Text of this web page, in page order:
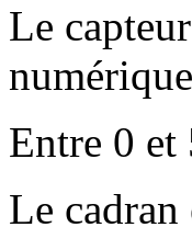
Le
Entre 0 et
Le